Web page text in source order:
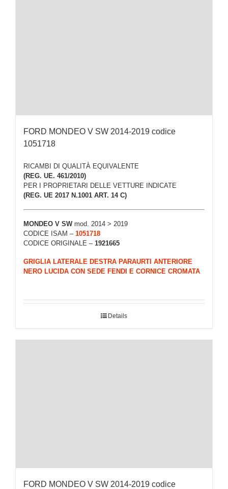
FORD MONDEO V SW 2014-2019 codice
1051718
RICAMBI DI QUALITÀ EQUIVALENTE
(REG. UE. 461/2010)
PER I PROPRIETARI DELLE VETTURE INDICATE
(REG. UE 2017 N.1001 ART. 14 C)
MONDEO V SW mod. 2014 > 2019
CODICE ISAM – 1051718
CODICE ORIGINALE – 1921665
GRIGLIA LATERALE DESTRA PARAURTI ANTERIORE
NERO LUCIDA CON SEDE FENDI E CORNICE CROMATA
Details
FORD MONDEO V SW 2014-2019 codice